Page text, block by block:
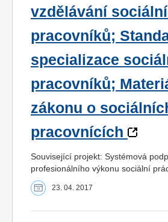
vzdělávání
pracovníků;
specializace
pracovníků;
zákonu o
pracovnících
Související projekt: Systémová
profesionálního výkonu sociální
23. 04. 2017